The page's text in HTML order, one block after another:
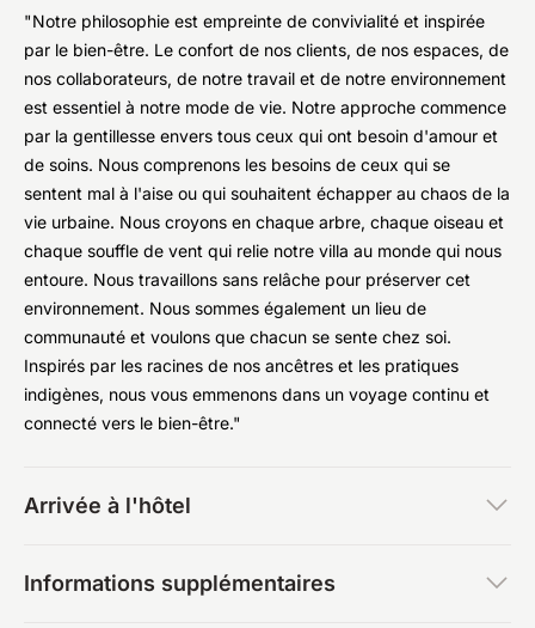
"Notre philosophie est empreinte de convivialité et inspirée
par le bien-être. Le confort de nos clients, de nos espaces, de
nos collaborateurs, de notre travail et de notre environnement
est essentiel à notre mode de vie. Notre approche commence
par la gentillesse envers tous ceux qui ont besoin d'amour et
de soins. Nous comprenons les besoins de ceux qui se
sentent mal à l'aise ou qui souhaitent échapper au chaos de la
vie urbaine. Nous croyons en chaque arbre, chaque oiseau et
chaque souffle de vent qui relie notre villa au monde qui nous
entoure. Nous travaillons sans relâche pour préserver cet
environnement. Nous sommes également un lieu de
communauté et voulons que chacun se sente chez soi.
Inspirés par les racines de nos ancêtres et les pratiques
indigènes, nous vous emmenons dans un voyage continu et
connecté vers le bien-être."
Arrivée à l'hôtel
Informations supplémentaires